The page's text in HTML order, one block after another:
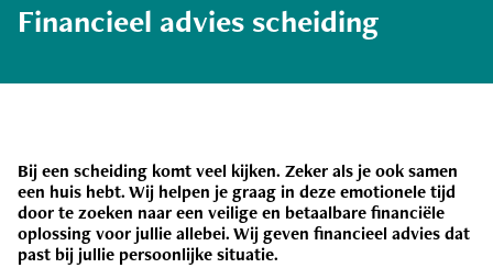
Financieel advies scheiding
Bij een scheiding komt veel kijken. Zeker als je ook samen
een huis hebt. Wij helpen je graag in deze emotionele tijd
door te zoeken naar een veilige en betaalbare financiële
oplossing voor jullie allebei. Wij geven financieel advies dat
past bij jullie persoonlijke situatie.